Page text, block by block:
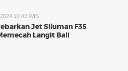
10:43 WIB
Jet Siluman F35
Langit Bali